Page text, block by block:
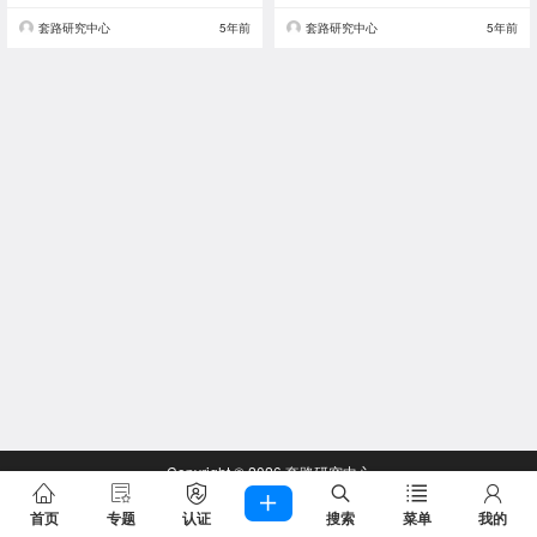
套路研究中心 5年前 套路研究中心 5年前
Copyright © 2026套路研究中心
查询 64 次，耗时 0.2551 秒
首页 专题 认证 搜索 菜单 我的